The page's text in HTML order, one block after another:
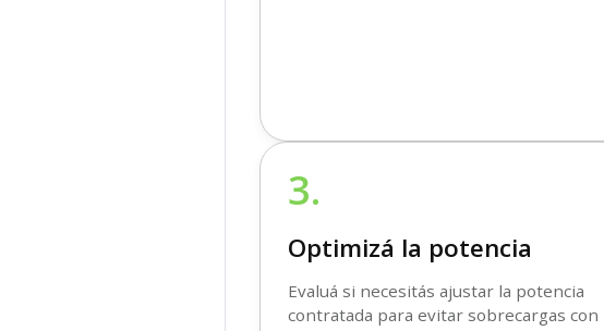
3.
Optimizá la potencia
Evaluá si necesitás ajustar la potencia
contratada para evitar sobrecargas con